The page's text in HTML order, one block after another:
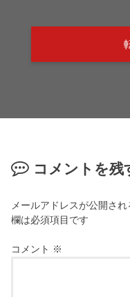
コメントを残
メールアドレスが公開され
欄は必須項目です
コメント ※